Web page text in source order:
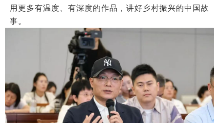
用更多有温度、有深度的作品，讲好乡村振兴的中国故
事。